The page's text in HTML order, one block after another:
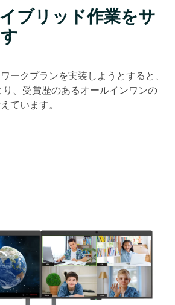
ブリッド作業をサ
ークプランを実装しようとすると、
、受賞歴のあるオールインワンの
ています。